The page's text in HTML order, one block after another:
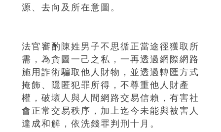
源、去向及所在意圖。
法官審酌陳姓男子不思循正當途徑獲取所
需，為貪圖一己之私，一再透過網際網路
施用詐術騙取他人財物，並透過轉匯方式
掩飾、隱匿犯罪所得，不尊重他人財產
權，破壞人與人間網路交易信賴，有害社
會正常交易秩序，加上迄今未能與被害人
達成和解，依洗錢罪判刑十月。